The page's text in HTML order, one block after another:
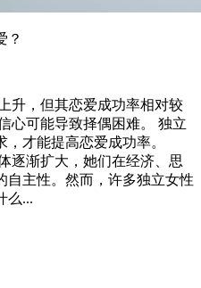
？
升，但其恋爱成功率相对较
心可能导致择偶困难。 独立
才能提高恋爱成功率。
逐渐扩大，她们在经济、思
自主性。然而，许多独立女性
么...